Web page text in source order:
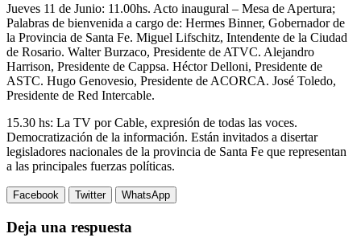
Jueves 11 de Junio: 11.00hs. Acto inaugural – Mesa de Apertura;
Palabras de bienvenida a cargo de: Hermes Binner, Gobernador de
la Provincia de Santa Fe. Miguel Lifschitz, Intendente de la Ciudad
de Rosario. Walter Burzaco, Presidente de ATVC. Alejandro
Harrison, Presidente de Cappsa. Héctor Delloni, Presidente de
ASTC. Hugo Genovesio, Presidente de ACORCA. José Toledo,
Presidente de Red Intercable.
15.30 hs: La TV por Cable, expresión de todas las voces.
Democratización de la información. Están invitados a disertar
legisladores nacionales de la provincia de Santa Fe que representan
a las principales fuerzas políticas.
Facebook Twitter WhatsApp
Deja una respuesta